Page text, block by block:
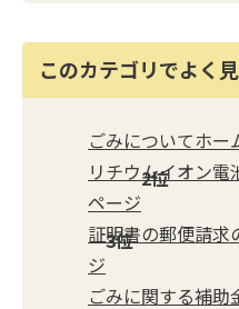
このカテゴリでよく
ごみについてホー
リチウムイオン
ページ
証明書の郵便請求
ジ
ごみに関する補